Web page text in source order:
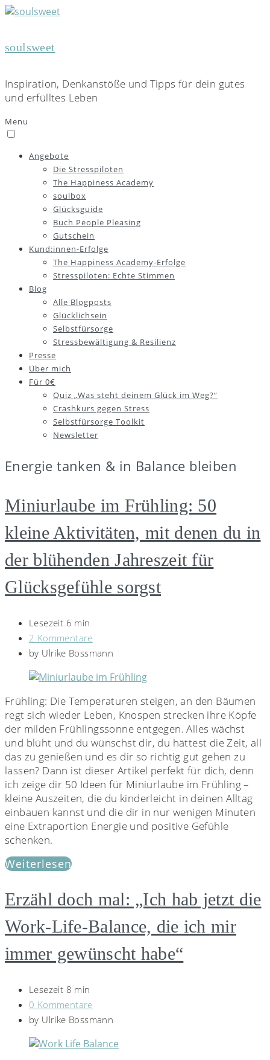
soulsweet
Inspiration, Denkanstöße und Tipps für dein gutes
und erfülltes Leben
Menu
Angebote
Die Stresspiloten
The Happiness Academy
soulbox
Glücksguide
Buch People Pleasing
Gutschein
Kund:innen-Erfolge
The Happiness Academy-Erfolge
Stresspiloten: Echte Stimmen
Blog
Alle Blogposts
Glücklichsein
Selbstfürsorge
Stressbewältigung & Resilienz
Presse
Über mich
Für 0€
Quiz „Was steht deinem Glück im Weg?“
Crashkurs gegen Stress
Selbstfürsorge Toolkit
Newsletter
Energie tanken & in Balance bleiben
Miniurlaube im Frühling: 50
kleine Aktivitäten, mit denen du in
der blühenden Jahreszeit für
Glücksgefühle sorgst
Lesezeit 6 min
2 Kommentare
by Ulrike Bossmann
Frühling: Die Temperaturen steigen, an den Bäumen
regt sich wieder Leben, Knospen strecken ihre Köpfe
der milden Frühlingssonne entgegen. Alles wächst
und blüht und du wünschst dir, du hättest die Zeit, all
das zu genießen und es dir so richtig gut gehen zu
lassen? Dann ist dieser Artikel perfekt für dich, denn
ich zeige dir 50 Ideen für Miniurlaube im Frühling –
kleine Auszeiten, die du kinderleicht in deinen Alltag
einbauen kannst und die dir in nur wenigen Minuten
eine Extraportion Energie und positive Gefühle
schenken.
Weiterlesen
Erzähl doch mal: „Ich hab jetzt die
Work-Life-Balance, die ich mir
immer gewünscht habe“
Lesezeit 8 min
0 Kommentare
by Ulrike Bossmann